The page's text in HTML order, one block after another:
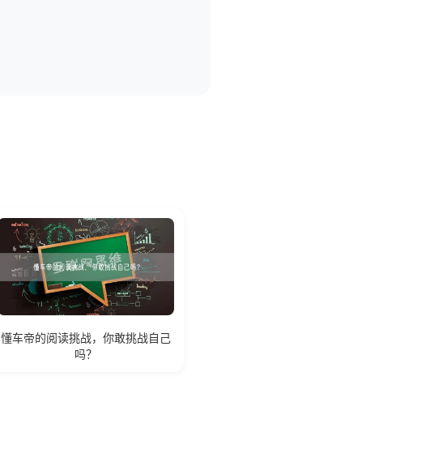
懂车帝的阅读挑战，你敢挑战自己
吗？